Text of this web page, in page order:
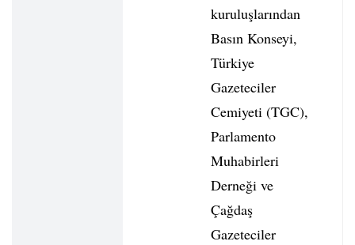
kuruluşlarından
Basın Konseyi,
Türkiye
Gazeteciler
Cemiyeti (TGC),
Parlamento
Muhabirleri
Derneği ve
Çağdaş
Gazeteciler